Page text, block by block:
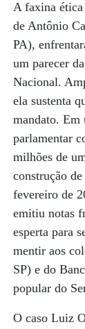
A faxina ética
de Antônio
PA),
um parecer
Nacional.
ela sustenta
mandato. Em
parlamentar
milhões de
construção
fevereiro de
emitiu notas
esperta para
mentir aos
SP) e do
popular do
O caso Luiz